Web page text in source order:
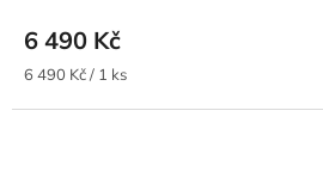
6 490 Kč
Měrná
6 490 Kč / 1 ks